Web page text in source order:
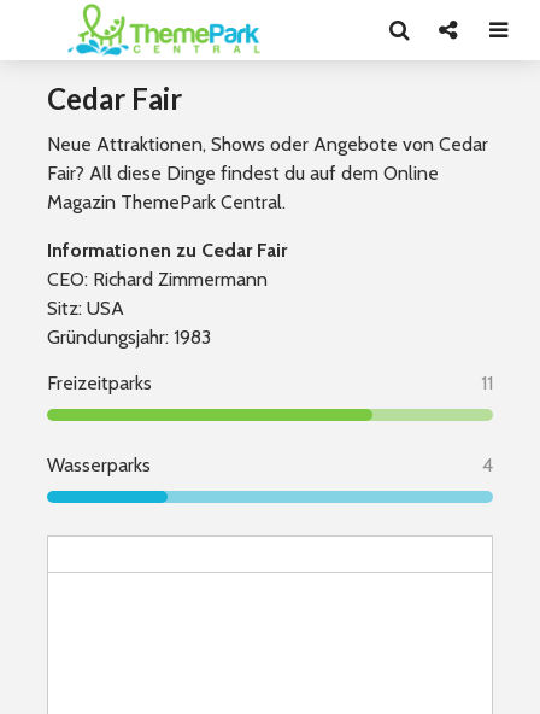
Cedar Fair
Neue Attraktionen, Shows oder Angebote von Cedar
Fair? All diese Dinge findest du auf dem Online
Magazin ThemePark Central.
Informationen zu Cedar Fair
CEO: Richard Zimmermann
Sitz: USA
Gründungsjahr: 1983
Freizeitparks
11
Wasserparks 4